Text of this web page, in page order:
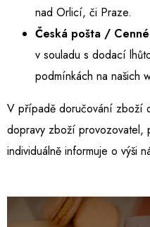
nad Orlicí, či Praze.
Česká pošta /
v souladu s dodací
podmínkách na našich
V případě doručování zboží
dopravy zboží provozovatel,
individuálně informuje o výši